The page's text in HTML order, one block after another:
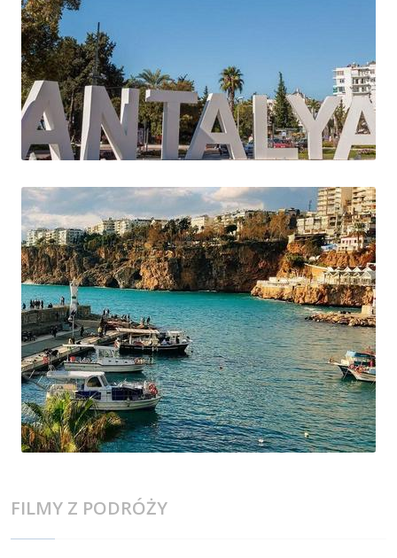
FILMY Z PODRÓŻY